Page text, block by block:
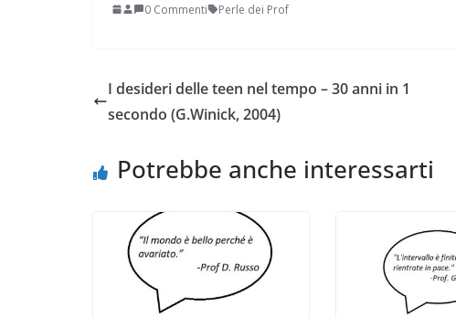
0 Commenti Perle dei Prof
I desideri delle teen nel tempo – 30 anni in 1
secondo (G.Winick, 2004)
Potrebbe anche interessarti